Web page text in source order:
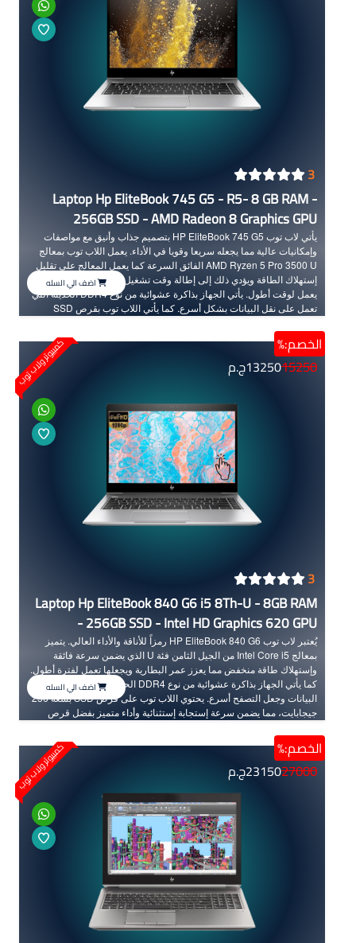
3
Laptop Hp EliteBook 745 G5 - R5- 8 GB RAM -
256GB SSD - AMD Radeon 8 Graphics GPU
يأتي لاب توب HP EliteBook 745 G5 بتصميم جذاب وأنيق مع مواصفات
وإمكانيات عالية مما يجعله سريعا وقويا في الأداء. يعمل اللاب توب بمعالج
AMD Ryzen 5 Pro 3500 U الفائق السرعة كما يعمل المعالج على تقليل
إستهلاك الطاقة ويؤدي ذلك إلى إطالة وقت تشغيل البطارية وبقاء الجهاز
يعمل لوقت أطول. يأتي الجهاز بذاكرة عشوائية من نوع DDR4 الحديثة التي
تعمل على نقل البيانات بشكل أسرع. كما يأتي اللاب توب بقرص SSD
وستلاحظ هذه السرعة العالية كثيراً في إستخدام الويندوز وسرعة تشغيل
الجهاز والتطبيقات وأيضاً تشغيل الألعاب وغيرها. يوفر الجهاز شاشة بدقة
FHD العالية الجودة التي تجعل تفاصيل الصورة في غاية الوضوح مع مقاس
الوزن ويسهل حمله لأي مكان وفي أي وقت.
اضف الي السله
كمبيوتر ولاب توب الخصم:%
3
Laptop Hp EliteBook 840 G6 i5 8Th-U - 8GB RAM
- 256GB SSD - Intel HD Graphics 620 GPU
يُعتبر لاب توب HP EliteBook 840 G6 رمزاً للأناقة والأداء العالي. يتميز
بمعالج Intel Core i5 من الجيل الثامن فئة U الذي يضمن سرعة فائقة
وإستهلاك طاقة منخفض مما يعزز عمر البطارية ويجعلها تعمل لفترة أطول.
كما يأتي الجهاز بذاكرة عشوائية من نوع DDR4 الحديثة لتعزيز سرعة نقل
البيانات وجعل التصفح أسرع. يحتوي اللاب توب على قرص SSD بسعة 256
جيجابايت، مما يضمن سرعة إستجابة إستثنائية وأداء متميز بفضل قرص
بسرعة تشغيل للجهاز وكذلك تشغيل فعال وسريع للتطبيقات والألعاب.
بالإضافة إلى الشاشة FHD عالية الجودة بمقاس 14 بوصة تعرض التفاصيل
بوضوح فائق، مما يجعل تجربة المشاهدة والعمل أكثر روعة. ويُكمل اللون
الفضي الجذاب مظهره الأنيق، وسُمكه الصغير يجعله مريحاً وخفيف الوزن
الجهاز المثالي للأداء العالي والأناقة المتميزة.
15250
13250ج.م
اضف الي السله
كمبيوتر ولاب توب الخصم:%
27000
23150ج.م